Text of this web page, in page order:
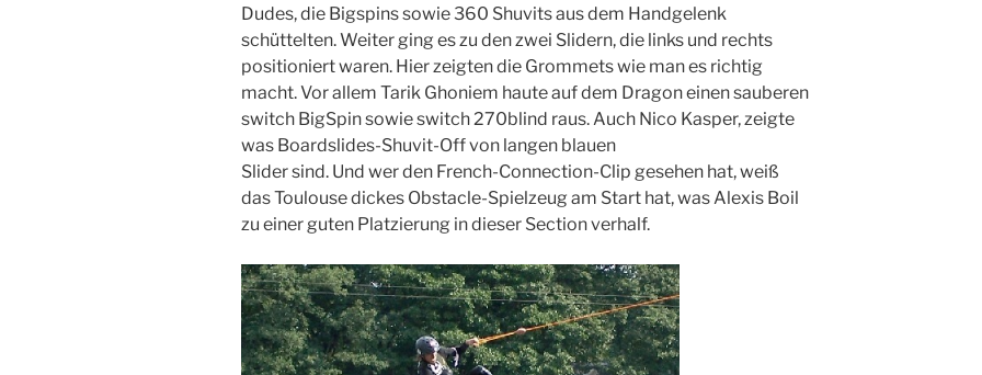
Dudes, die Bigspins sowie 360 Shuvits aus dem Handgelenk
schüttelten. Weiter ging es zu den zwei Slidern, die links und rechts
positioniert waren. Hier zeigten die Grommets wie man es richtig
macht. Vor allem Tarik Ghoniem haute auf dem Dragon einen sauberen
switch BigSpin sowie switch 270blind raus. Auch Nico Kasper, zeigte
was Boardslides-Shuvit-Off von langen blauen
Slider sind. Und wer den French-Connection-Clip gesehen hat, weiß
das Toulouse dickes Obstacle-Spielzeug am Start hat, was Alexis Boil
zu einer guten Platzierung in dieser Section verhalf.